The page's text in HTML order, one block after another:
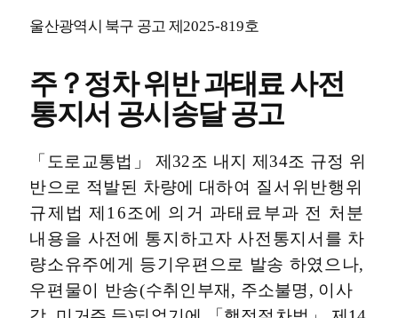
울산광역시 북구 공고 제2025-819호
주？정차 위반 과태료 사전
통지서 공시송달 공고
「 도로교통법 」 제 32조 내지 제 34조 규정 위
반으로 적발된 차량에
대하여 질서위반행위
규제법 제 16조에 의거 과태료부과 전 처 분
내용을 사전에 통지하고자 사전통지서를 차
량소유주에게 등기우편으로 발송 하였으나,
우편물이 반송(수취인부재 , 주소불명 , 이사